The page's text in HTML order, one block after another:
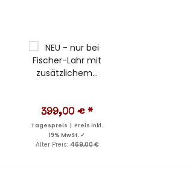
399,00 € *
Tagespreis | Preis inkl.
19% MwSt. ✓
Alter Preis:469,00 €